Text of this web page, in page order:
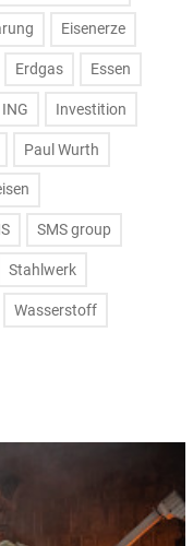
Eisenerze
Erdgas Essen
ING Investition
Paul Wurth
SMS group
Stahlwerk
Wasserstoff